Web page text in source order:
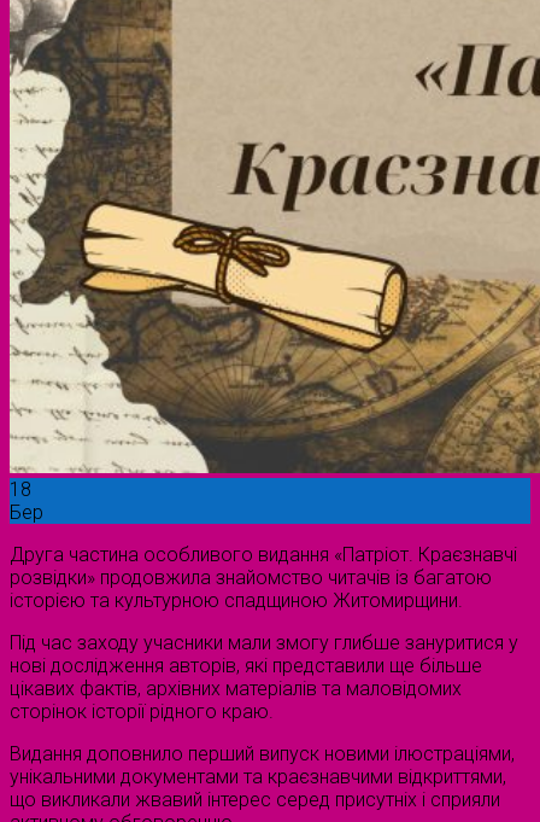
18
Бер
Друга частина особливого видання «Патріот. Краєзнавчі
розвідки» продовжила знайомство читачів із багатою
історією та культурною спадщиною Житомирщини.
Під час заходу учасники мали змогу глибше зануритися у
нові дослідження авторів, які представили ще більше
цікавих фактів, архівних матеріалів та маловідомих
сторінок історії рідного краю.
Видання доповнило перший випуск новими ілюстраціями,
унікальними документами та краєзнавчими відкриттями,
що викликали жвавий інтерес серед присутніх і сприяли